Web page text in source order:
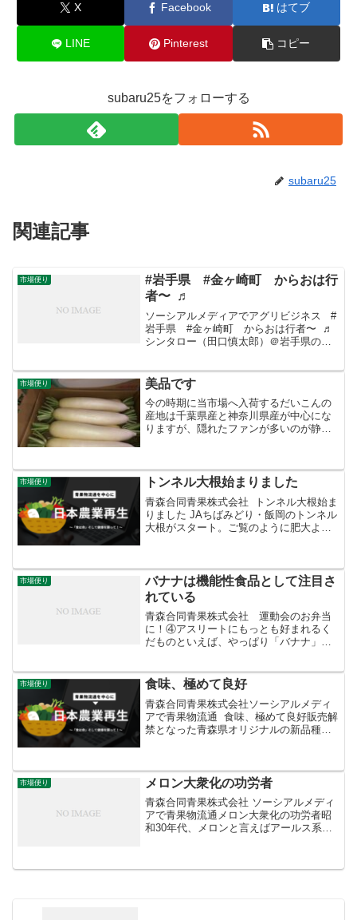
X Facebook はてブ
LINE Pinterest コピー
subaru25をフォローする
subaru25
関連記事
市場便り
#岩手県 #金ヶ崎町 からおは行
者〜 ♬
ソーシアルメディアでアグリビジネス #
岩手県 #金ヶ崎町 からおは行者〜 ♬
シンタロー（田口慎太郎）＠岩手県の八
ー！！（こちらの行者にんにく...
市場便り 美品です
今の時期に当市場へ入荷するだいこんの
産地は千葉県産と神奈川県産が中心にな
りますが、隠れたファンが多いのが静岡
市場便り トンネル大根始まりました
青森合同青果株式会社 トンネル大根始ま
りました JAちばみどり・飯岡のトンネル
大根がスタート。ご覧のように肥大よく
ばれています。密...
市場便り
バナナは機能性食品として注目さ
れている
青森合同青果株式会社 運動会のお弁当
に！④アスリートにもっとも好まれるく
だものといえば、やっぱり「バナナ」。
続性を兼ね備えています。「すばやく」
そして「じわじわ」と効い...
市場便り 食味、極めて良好
青森合同青果株式会社ソーシアルメディ
アで青果物流通 食味、極めて良好販売解
禁となった青森県オリジナルの新品種ジ
で同価格。甘...
市場便り メロン大衆化の功労者
青森合同青果株式会社 ソーシアルメディ
アで青果物流通メロン大衆化の功労者昭
和30年代、メロンと言えばアールス系の
て生まれたのがプリンスメロン。最盛期